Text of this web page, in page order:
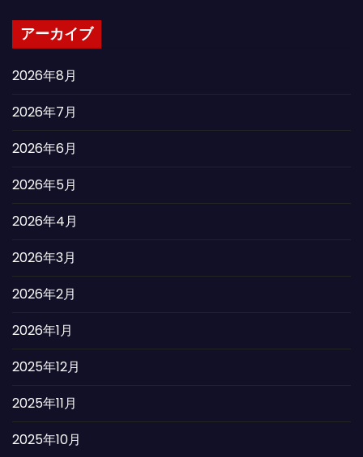
アーカイブ
2026年8月
2026年7月
2026年6月
2026年5月
2026年4月
2026年3月
2026年2月
2026年1月
2025年12月
2025年11月
2025年10月